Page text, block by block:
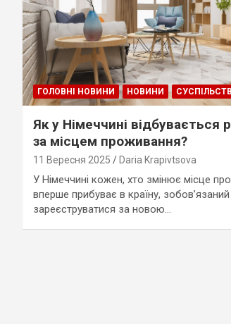
ГОЛОВНІ НОВИНИ НОВИНИ
Як у Німеччині відбувається
за місцем проживання?
11 Вересня 2025 Daria Krapivtsova
У Німеччині кожен, хто змінює місце
вперше прибуває в країну, зобов’язаний
зареєструватися за новою…